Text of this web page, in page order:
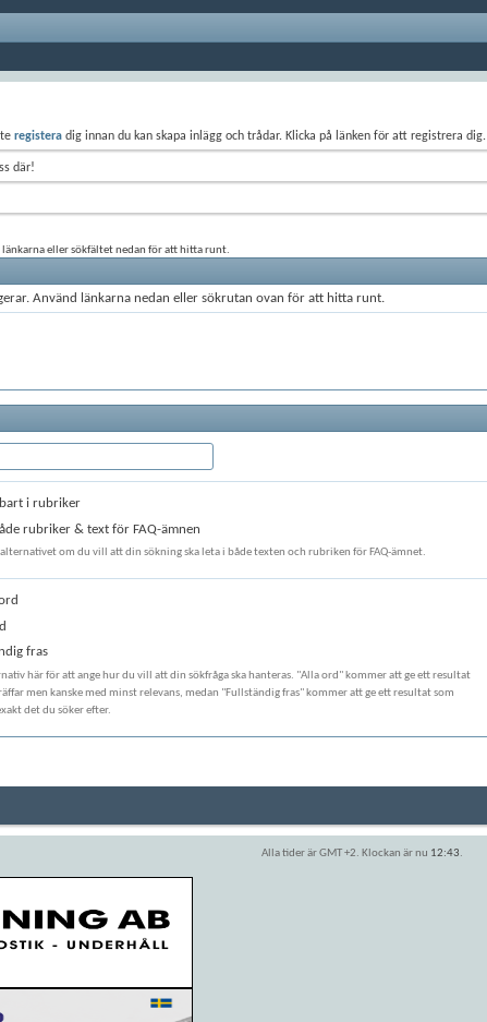
registera dig innan du kan skapa inlägg och trådar. Klicka på länken för att registrera dig.
där!
eller sökfältet nedan för att hitta runt.
Använd länkarna nedan eller sökrutan ovan för att hitta runt.
i rubriker
rubriker & text för FAQ-ämnen
om du vill att din sökning ska leta i både texten och rubriken för FAQ-ämnet.
fras
här för att ange hur du vill att din sökfråga ska hanteras. "Alla ord" kommer att ge ett resultat
men kanske med minst relevans, medan "Fullständig fras" kommer att ge ett resultat som
det du söker efter.
Alla tider är GMT +2. Klockan är nu 12:43.